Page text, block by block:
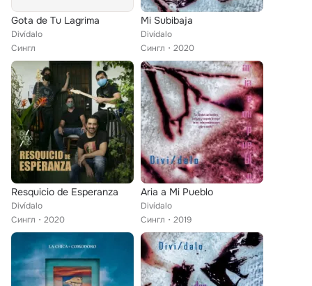
Gota de Tu Lagrima
Divídalo
Сингл
Mi Subibaja
Divídalo
Сингл
2020
Resquicio de Esperanza
Divídalo
Сингл
2020
Aria a Mi Pueblo
Divídalo
Сингл
2019